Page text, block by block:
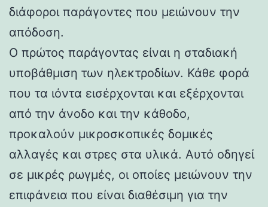
διάφοροι παράγοντες που μειώνουν την
απόδοση.
Ο πρώτος παράγοντας είναι η σταδιακή
υποβάθμιση των ηλεκτροδίων. Κάθε φορά
που τα ιόντα εισέρχονται και εξέρχονται
από την άνοδο και την κάθοδο,
προκαλούν μικροσκοπικές δομικές
αλλαγές και στρες στα υλικά. Αυτό οδηγεί
σε μικρές ρωγμές, οι οποίες μειώνουν την
επιφάνεια που είναι διαθέσιμη για την